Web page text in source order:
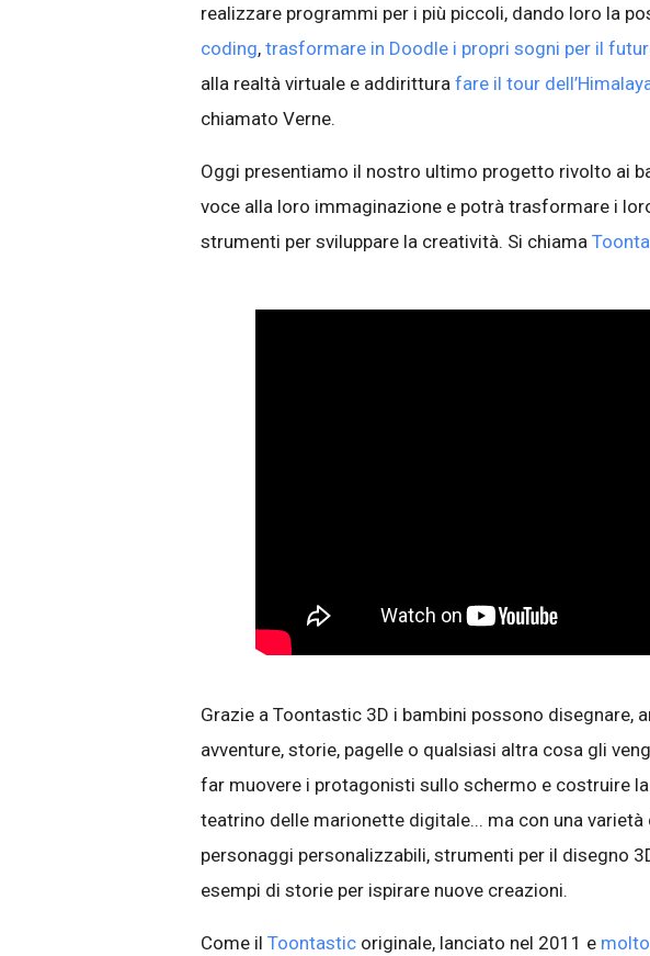
realizzare programmi per i più piccoli, dando loro la
coding, trasformare in Doodle i propri sogni per il
alla realtà virtuale e addirittura fare il tour
chiamato Verne.
Oggi presentiamo il nostro ultimo progetto rivolto ai
voce alla loro immaginazione e potrà trasformare i
strumenti per sviluppare la creatività. Si chiama
Grazie a Toontastic 3D i bambini possono disegnare,
avventure, storie, pagelle o qualsiasi altra cosa gli
far muovere i protagonisti sullo schermo e costruire
teatrino delle marionette digitale... ma con una
personaggi personalizzabili, strumenti per il disegno
esempi di storie per ispirare nuove creazioni.
Come il Toontastic originale, lanciato nel 2011 e